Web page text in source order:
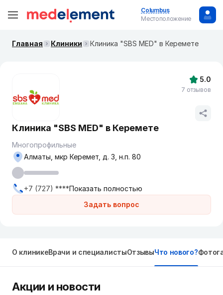
Columbus
Местоположение
Главная Клиники Клиника "SBS MED" в Керемете
Клиника "SBS MED" в Керемете
Многопрофильные
Задать вопрос
Алматы, мкр Керемет, д. 3, н.п. 80
+7 (727) ****Показать полностью
5.0
7 отзывов
О клиникеВрачи и специалистыОтзывыЧто нового?
Акции и новости